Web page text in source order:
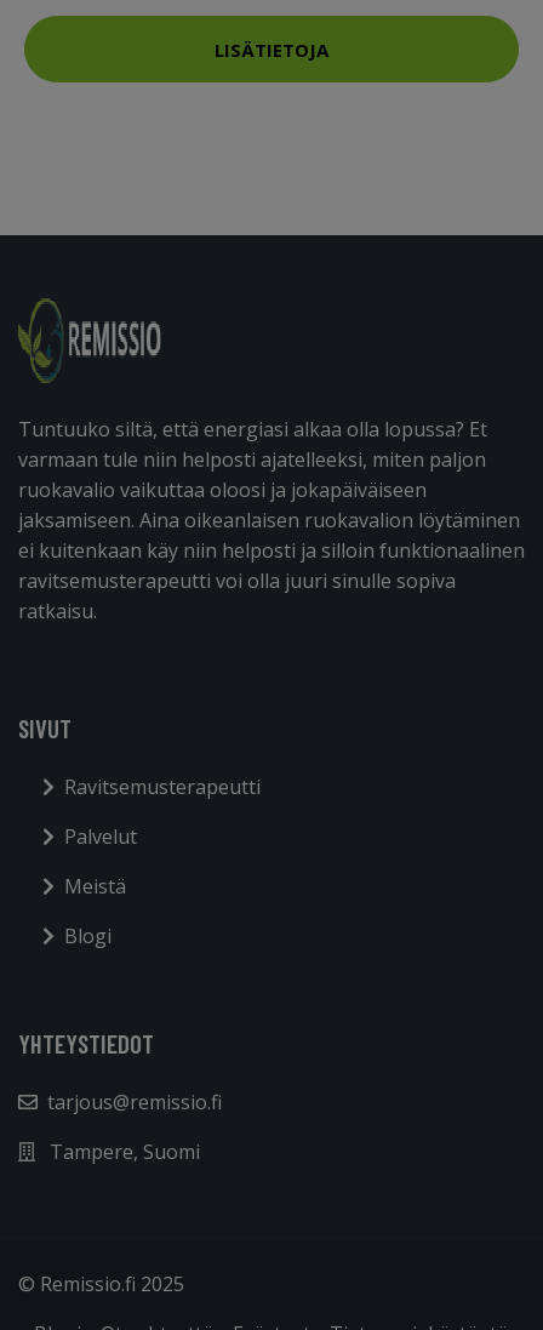
LISÄTIETOJA
Tuntuuko siltä, että energiasi alkaa olla lopussa? Et
varmaan tule niin helposti ajatelleeksi, miten paljon
ruokavalio vaikuttaa oloosi ja jokapäiväiseen
jaksamiseen. Aina oikeanlaisen ruokavalion löytäminen
ei kuitenkaan käy niin helposti ja silloin funktionaalinen
ravitsemusterapeutti voi olla juuri sinulle sopiva
ratkaisu.
SIVUT
Ravitsemusterapeutti
Palvelut
Meistä
Blogi
YHTEYSTIEDOT
tarjous@remissio.fi
Tampere, Suomi
© Remissio.fi 2025